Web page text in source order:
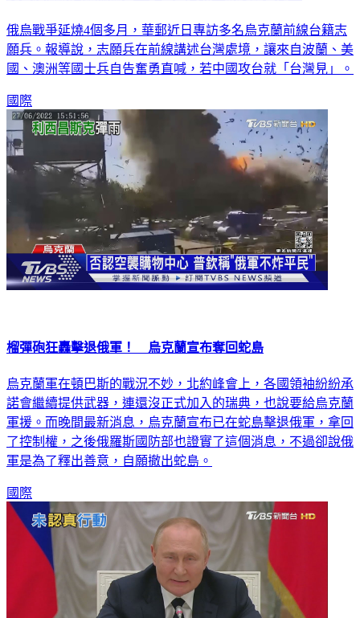
俄烏戰爭延燒4個多月，華郵近日專訪多名烏克蘭前線台籍志
願兵。報導說，志願兵在前線講述台灣處境，讓來自波蘭、美
國、澳洲等國士兵自告奮勇直喊，若中國攻台就「台灣見」。
國際
榴彈砲狂轟擊退俄軍！ 烏克蘭宣布奪回蛇島
烏克蘭軍在頓巴斯的戰況不妙，北約峰會上，各國領袖紛紛承
諾會繼續提供武器，連還沒正式加入的瑞典，也說要給烏克蘭
軍援。而晚間最新消息，烏克蘭宣布已在蛇島擊退俄軍，拿回
了控制權，之後俄羅斯國防部也證實了這個消息，不過卻說俄
軍是為了釋出善意，自願撤出蛇島。
國際